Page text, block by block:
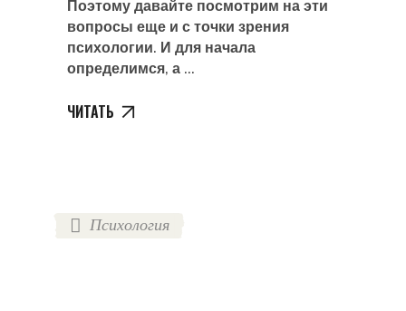
Поэтому давайте посмотрим на эти
вопросы еще и с точки зрения
психологии. И для начала
определимся, а
ЧИТАТЬ
Психология